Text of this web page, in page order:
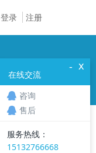
登录 注册
钢材知识
x
-
在线交流
咨询
售后
服务热线：
15132766668